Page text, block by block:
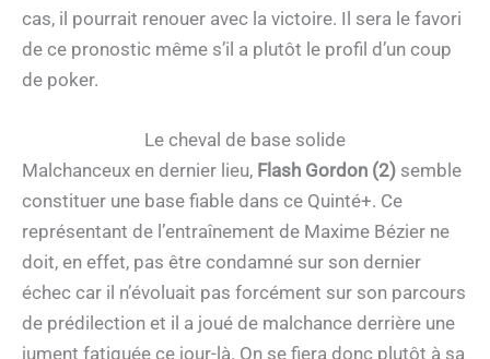
cas, il pourrait renouer avec la victoire. Il sera le favori
de ce pronostic même s’il a plutôt le profil d’un coup
de poker.
Le cheval de base solide
Malchanceux en dernier lieu, Flash Gordon (2) semble
constituer une base fiable dans ce Quinté+. Ce
représentant de l’entraînement de Maxime Bézier ne
doit, en effet, pas être condamné sur son dernier
échec car il n’évoluait pas forcément sur son parcours
de prédilection et il a joué de malchance derrière une
jument fatiguée ce jour-là. On se fiera donc plutôt à sa